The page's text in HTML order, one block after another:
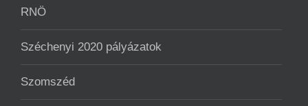
RNÖ
Széchenyi 2020 pályázatok
Szomszéd